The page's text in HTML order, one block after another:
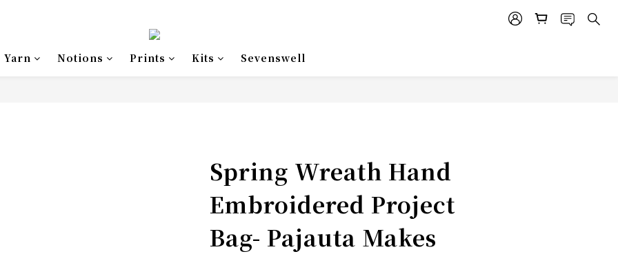
Yarn Notions Prints Kits Sevenswell
Spring Wreath Hand
Embroidered Project
Bag- Pajauta Makes